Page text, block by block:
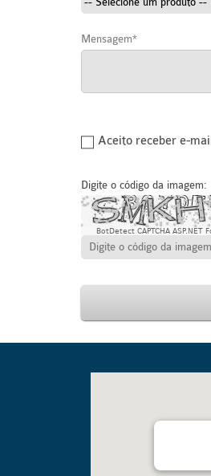
Mensagem
Aceito receber e-
Digite o código da imagem:
BotDetect CAPTCHA ASP.NET
Rua